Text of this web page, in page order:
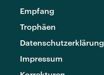
Empfang
Trophäen
Datenschutzerklärung
Impressum